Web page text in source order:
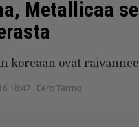
Metallicaa
koreaan ovat
18:47 Eero Tarmo